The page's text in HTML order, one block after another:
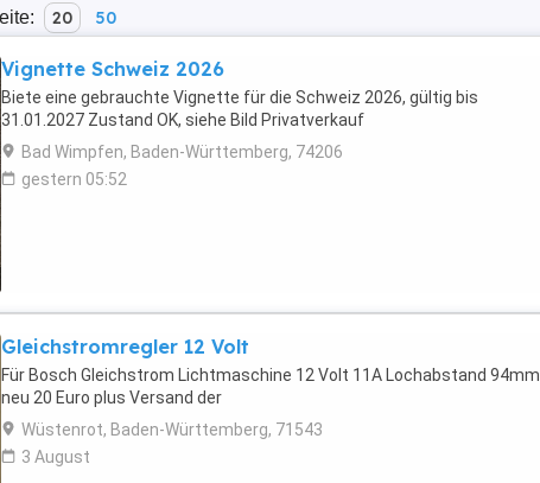
20 50
Vignette Schweiz 2026
Biete eine gebrauchte Vignette für die Schweiz 2026, gültig bis
31.01.2027 Zustand OK, siehe Bild Privatverkauf
Bad Wimpfen, Baden-Württemberg, 74206
gestern 05:52
Gleichstromregler 12 Volt
Für Bosch Gleichstrom Lichtmaschine 12 Volt 11A Lochabstand 94mm
neu 20 Euro plus Versand der
Wüstenrot, Baden-Württemberg, 71543
3 August